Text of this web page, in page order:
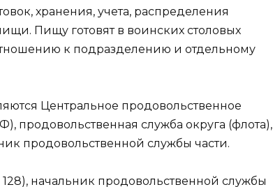
хранения, учета, распределения
Пищу готовят в воинских столовых
к подразделению и отдельному
Центральное продовольственное
продовольственная служба округа (флота),
продовольственной службы части.
128), начальник продовольственной службы